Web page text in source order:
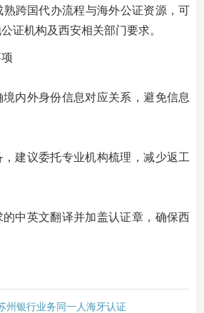
跨国代办流程与海外公证资源，可
证机构及西安相关部门要求。
内外身份信息对应关系，避免信息
建议委托专业机构梳理，减少返工
中英文翻译并加盖认证章，确保西
州银行业务同一人海牙认证